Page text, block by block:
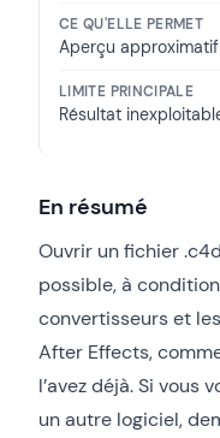
Aperçu approximatif
Résultat
En résumé
Ouvrir un fichier
possible, à
convertisseurs et
After Effects,
l’avez déjà. Si vous
un autre logiciel,